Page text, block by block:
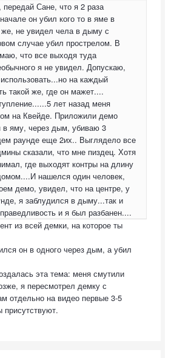
Сане, что я 2 раза
он убил кого то в яме в
не увидел чела в дыму с
случае убил прострелом. В
что все выходя туда
я не увидел. Допускаю,
на каждый
такой же, где он мажет....
лет назад меня
на Квейде. Приложили демо
в яму, через дым, убиваю 3
раунде еще 2их.. Выглядело все
сказали, что мне пиздец. Хотя
где выходят контры на длину
нашелся один человек,
демо, увидел, что на центре, у
я заблудился в дыму...так и
и я был разбанен....
из всей демки, на которое ты
он в одного через дым, а убил
эта тема: меня смутили
я пересмотрел демку с
отдельно на видео первые 3-5
присутствуют.